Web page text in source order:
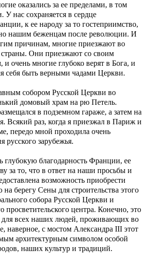
оказались за ее пределами, в том
нас сохраняется в сердце
к ее народу за то гостеприимство,
нашим беженцам после революции. И
причинам, многие приезжают во
Они приезжают со своим
очень многие глубоко верят в Бога, и
себя быть верными чадами Церкви.
собором Русской Церкви во
домовый храм на рю Петель.
в подземном гараже, а затем на
Всякий раз, когда я приезжал в Париж и
передо мной проходила очень
русского зарубежья.
глубокую благодарность Франции, ее
за то, что в ответ на наши просьбы и
возможность приобрести
на берегу Сены для строительства этого
собора Русской Церкви и
просветительского центра. Конечно, это
для всех наших людей, проживающих во
наверное, с мостом Александра III этот
архитектурным символом особой
наших культур и традиций.